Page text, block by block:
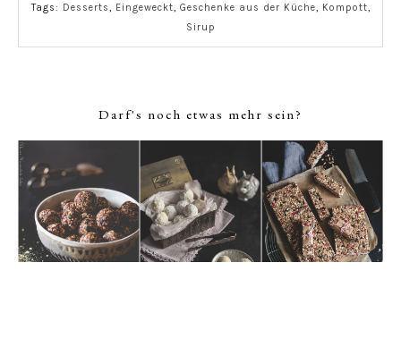
Tags: Desserts, Eingeweckt, Geschenke aus der Küche, Kompott,
Sirup
Darf's noch etwas mehr sein?